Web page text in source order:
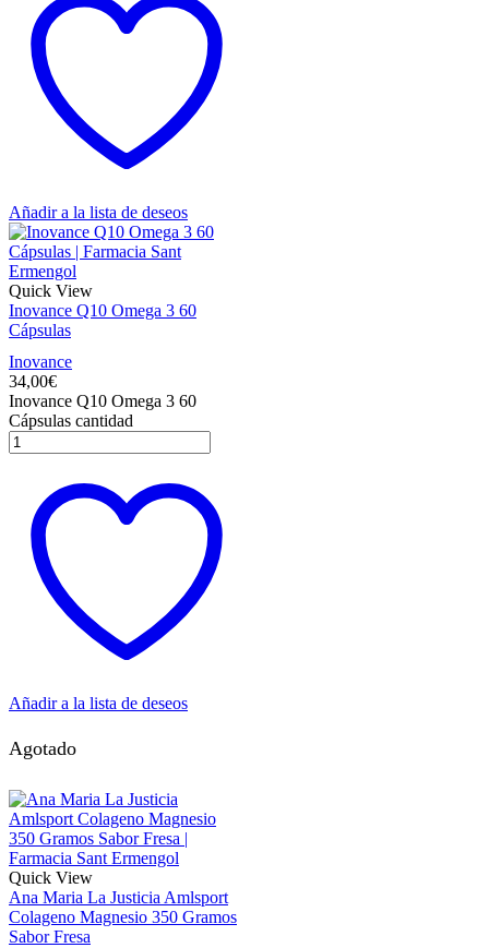
Añadir a la lista de deseos
Quick View
Inovance Q10 Omega 3 60
Cápsulas
Inovance
34,00€
Inovance Q10 Omega 3 60
Cápsulas cantidad
Añadir a la lista de deseos
Agotado
Quick View
Ana Maria La Justicia Amlsport
Colageno Magnesio 350 Gramos
Sabor Fresa